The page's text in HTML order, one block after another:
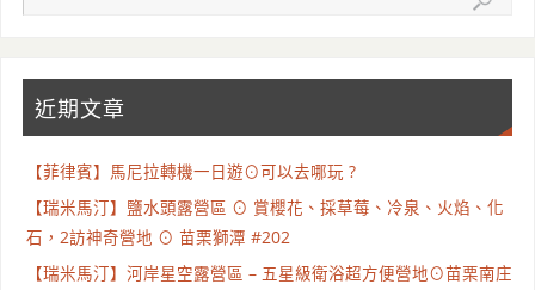
近期文章
【菲律賓】馬尼拉轉機一日遊⊙可以去哪玩 ?
【瑞米馬汀】鹽水頭露營區 ⊙ 賞櫻花、採草莓、冷泉、火焰、化
石，2訪神奇營地 ⊙ 苗栗獅潭 #202
【瑞米馬汀】河岸星空露營區 – 五星級衛浴超方便營地⊙苗栗南庄